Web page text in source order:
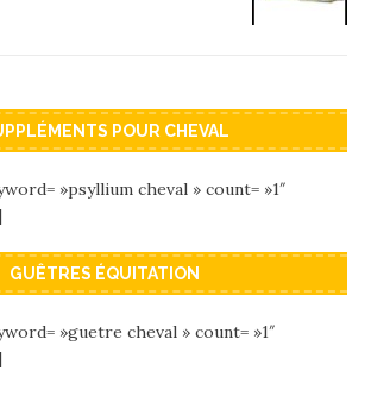
POUR CHEVAL
»psyllium cheval » count= »1″
GUÊTRES ÉQUITATION
»guetre cheval » count= »1″